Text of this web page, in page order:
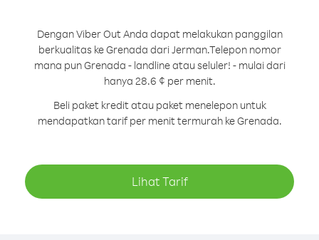
Dengan Viber Out Anda dapat melakukan panggilan
berkualitas ke Grenada dari Jerman.Telepon nomor
mana pun Grenada - landline atau seluler! - mulai dari
hanya 28.6 ¢ per menit.
Beli paket kredit atau paket menelepon untuk
mendapatkan tarif per menit termurah ke Grenada.
Lihat Tarif